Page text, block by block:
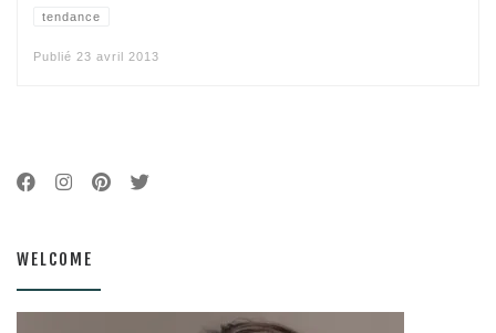
tendance
Publié 23 avril 2013
WELCOME